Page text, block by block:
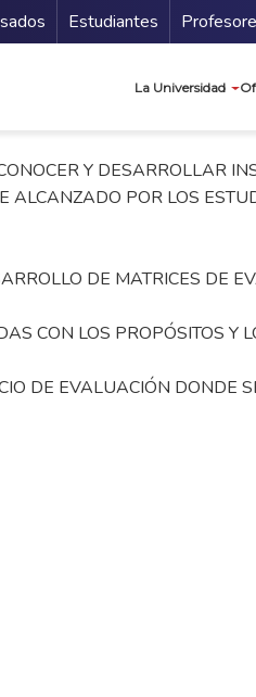
Estudiantes
La Universidad
Y DESARROLLAR
POR LOS
DE MATRICES DE
CON LOS PROPÓSITOS Y
DE EVALUACIÓN